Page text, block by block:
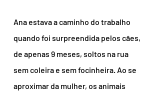
Ana estava a caminho do trabalho
quando foi surpreendida pelos cães,
de apenas 9 meses, soltos na rua
sem coleira e sem focinheira. Ao se
aproximar da mulher, os animais